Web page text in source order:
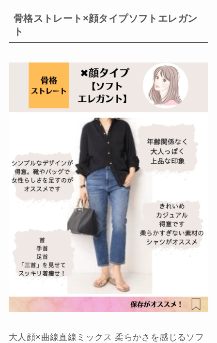
骨格ストレート×顔タイプソフトエレガン
ト
大人顔×曲線直線ミックス 柔らかさを感じるソフ